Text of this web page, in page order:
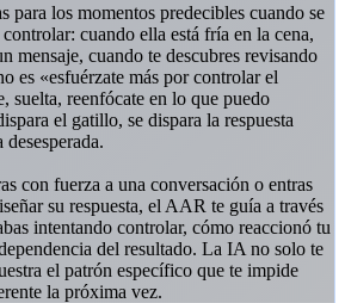
para los momentos predecibles cuando se
cuando ella está fría en la cena,
mensaje, cuando te descubres revisando
es «esfuérzate más por controlar el
suelta, reenfócate en lo que puedo
el gatillo, se dispara la respuesta
con fuerza a una conversación o entras
su respuesta, el AAR te guía a través
intentando controlar, cómo reaccionó tu
del resultado. La IA no solo te
el patrón específico que te impide
la próxima vez.